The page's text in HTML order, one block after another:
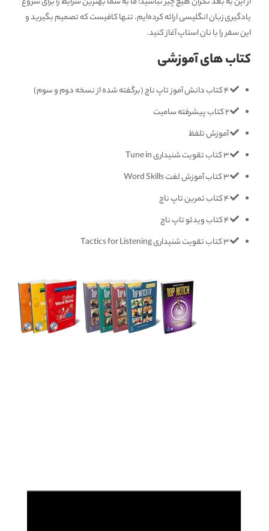
یادگیری زبان انگلیسی ارائه کرده‌ایم. تنها کافیست که تصمیم بگیرید و
این سفر را با نان استاپ آغاز کنید.
کتاب های آموزشی
آموزش تلفظ